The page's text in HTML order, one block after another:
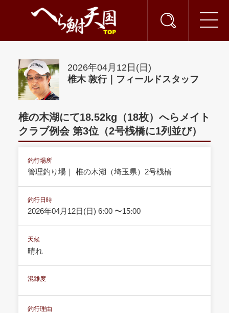
2026年04月12日(日)
椎木 敦行｜フィールドスタッフ
椎の木湖にて18.52kg（18枚）へらメイト
クラブ例会 第3位（2号桟橋に1列並び）
釣行場所
管理釣り場｜ 椎の木湖（埼玉県）2号桟橋
釣行日時
2026年04月12日(日) 6:00 〜15:00
天候
晴れ
混雑度
釣行理由